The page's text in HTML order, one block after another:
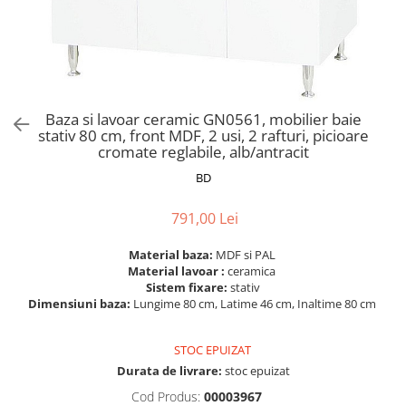
individual
Saltele Memory Pocket
Saltele Memory Pocket
Saltele cu plasa arcuri
Saltele cu spuma poliuretanica
Saltele 140x200
Seturi de pat si saltea
Masute de toaleta
Scaune pentru living
Seturi comode living si vitrine
Scaune ergonomice
Etajere Birou
Scaune pentru birou
Scaune pentru vizitatori
Scaune profesionale
Scaune birou copii
Scaune resigilate
Baza si lavoar ceramic GN0561, mobilier baie
stativ 80 cm, front MDF, 2 usi, 2 rafturi, picioare
cromate reglabile, alb/antracit
BD
791,00 Lei
Material baza: MDF si PAL
Material lavoar : ceramica
Sistem fixare: stativ
Dimensiuni baza: Lungime 80 cm, Latime 46 cm, Inaltime 80 cm
STOC EPUIZAT
Durata de livrare: stoc epuizat
Cod Produs: 00003967